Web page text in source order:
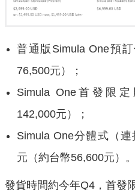
普通版Simula One預
76,500元）；
Simula One首發限
142,000元）；
Simula One分體式（
元（約台幣56,600元）。
發貨時間約今年Q4，首發